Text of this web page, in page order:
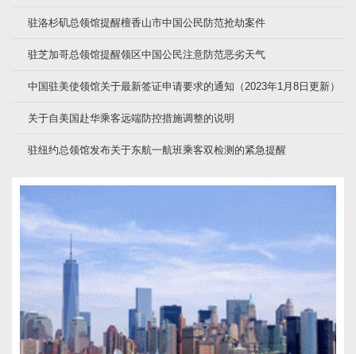
驻洛杉矶总领馆提醒檀香山市中国公民防范抢劫案件
驻芝加哥总领馆提醒领区中国公民注意防范恶劣天气
中国驻美使领馆关于最新签证申请要求的通知（2023年1月8日更新）
关于自美国赴华乘客远端防控措施调整的说明
驻纽约总领馆发布关于东航一航班乘客双检测的紧急提醒